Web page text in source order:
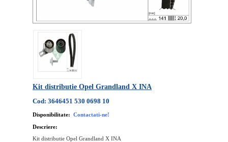
Kit distributie Opel Grandland X INA
Cod: 3646451 530 0698 10
Disponibilitate: Contactati-ne!
Descriere:
Kit distributie Opel Grandland X INA